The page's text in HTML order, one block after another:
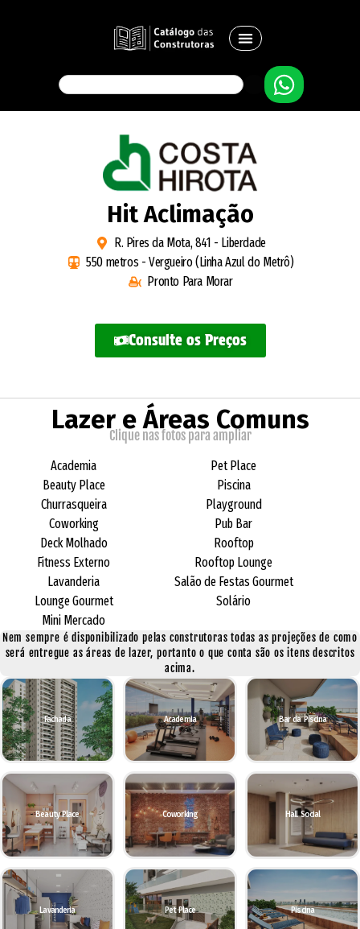
Hit Aclimação
R. Pires da Mota, 841 - Liberdade
550 metros - Vergueiro (Linha Azul do Metrô)
Pronto Para Morar
Consulte os Preços
Lazer e Áreas Comuns
Clique nas fotos para ampliar
Academia
Beauty Place
Churrasqueira
Coworking
Deck Molhado
Fitness Externo
Lavanderia
Lounge Gourmet
Mini Mercado
Pet Place
Piscina
Playground
Pub Bar
Rooftop
Rooftop Lounge
Salão de Festas Gourmet
Solário
Nem sempre é disponibilizado pelas construtoras todas as projeções de como
será entregue as áreas de lazer, portanto o que conta são os itens descritos
acima.
Fachada Academia Bar da Piscina
Beauty Place Coworking Hall Social
Lavanderia Pet Place Piscina